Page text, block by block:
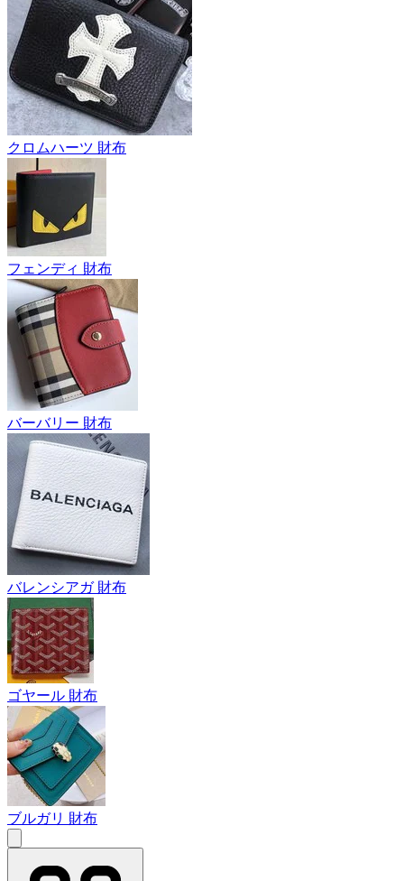
クロムハーツ 財布
フェンディ 財布
バーバリー 財布
バレンシアガ 財布
ゴヤール 財布
ブルガリ 財布